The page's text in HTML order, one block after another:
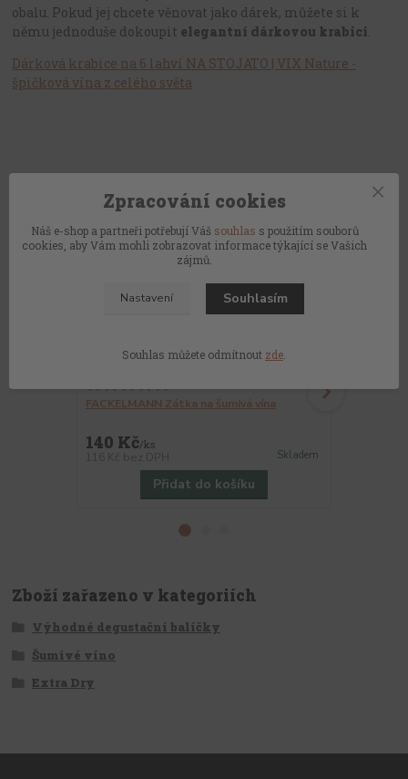
obalu. Pokud jej chcete věnovat jako dárek, můžete si k
němu jednoduše dokoupit elegantní dárkovou krabici.
Dárková krabice na 6 lahví NA STOJATO | VIX Nature -
špičková vína z celého světa
Související zboží 3
FACKELMANN Zátka na šumivá vína
140 Kč/ks
Skladem
Přidat do košíku
Zboží zařazeno v kategoriích
Výhodné degustační balíčky
Šumivé víno
Extra Dry
Zpracování cookies
Náš e-shop a partneři potřebují Váš souhlas s použitím souborů
cookies, aby Vám mohli zobrazovat informace týkající se Vašich
zájmů.
Nastavení Souhlasím
Souhlas můžete odmítnout zde